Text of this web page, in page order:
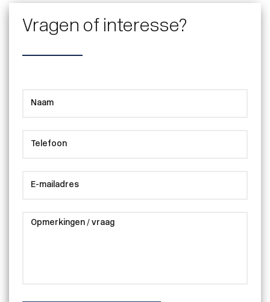
Vragen of interesse?